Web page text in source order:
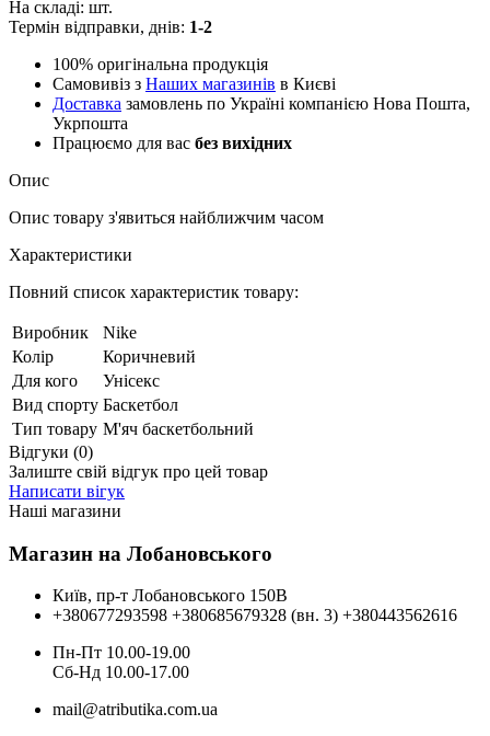
На складі: шт.
Термін відправки, днів: 1-2
100% оригінальна продукція
Самовивіз з Наших магазинів в Києві
Доставка замовлень по Україні компанією Нова Пошта,
Укрпошта
Працюємо для вас без вихідних
Опис
Опис товару з'явиться найближчим часом
Характеристики
Повний список характеристик товару:
Виробник
Nike
Колір
Коричневий
Для кого
Унісекс
Вид спорту Баскетбол
Тип товару М'яч баскетбольний
Відгуки (0)
Залиште свій відгук про цей товар
Написати вігук
Наші магазини
Магазин на Лобановського
Київ, пр-т Лобановського 150В
+380677293598 +380685679328 (вн. 3) +380443562616
Пн-Пт 10.00-19.00
Cб-Нд 10.00-17.00
mail@atributika.com.ua